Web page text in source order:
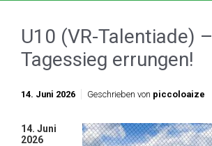
U10 (VR-Talentiade) –
Tagessieg errungen!
14. Juni 2026 Geschrieben von piccoloaize
14. Juni
2026